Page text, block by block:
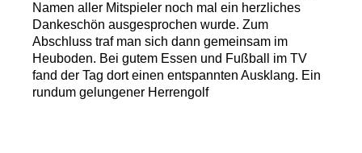
Namen aller Mitspieler noch mal ein herzliches
Dankeschön ausgesprochen wurde. Zum
Abschluss traf man sich dann gemeinsam im
Heuboden. Bei gutem Essen und Fußball im TV
fand der Tag dort einen entspannten Ausklang. Ein
rundum gelungener Herrengolf